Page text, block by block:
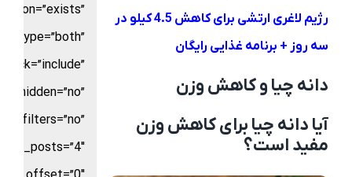
رژیم لاغری ارتشی برای کاهش 4.5 کیلو در
سه روز + برنامه غذایی رایگان
دانه چیا و کاهش وزن
آیا دانه چیا برای کاهش وزن
مفید است؟
filters=”no”